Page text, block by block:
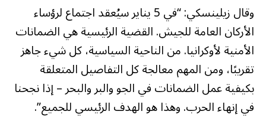
وقال زيلينسكي: “في 5 يناير سيُعقد اجتماع لرؤساء
الأركان العامة للجيش. القضية الرئيسية هي الضمانات
الأمنية لأوكرانيا. من الناحية السياسية، كل شيء جاهز
تقريبًا، ومن المهم معالجة كل التفاصيل المتعلقة
بكيفية عمل الضمانات في الجو والبر والبحر – إذا نجحنا
في إنهاء الحرب. وهذا هو الهدف الرئيسي للجميع”.